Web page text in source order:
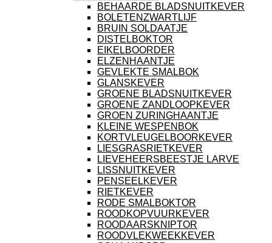
BEHAARDE BLADSNUITKEVER
BOLETENZWARTLIJF
BRUIN SOLDAATJE
DISTELBOKTOR
EIKELBOORDER
ELZENHAANTJE
GEVLEKTE SMALBOK
GLANSKEVER
GROENE BLADSNUITKEVER
GROENE ZANDLOOPKEVER
GROEN ZURINGHAANTJE
KLEINE WESPENBOK
KORTVLEUGELBOORKEVER
LIESGRASRIETKEVER
LIEVEHEERSBEESTJE LARVE
LISSNUITKEVER
PENSEELKEVER
RIETKEVER
RODE SMALBOKTOR
ROODKOPVUURKEVER
ROODAARSKNIPTOR
ROODVLEKWEEKKEVER